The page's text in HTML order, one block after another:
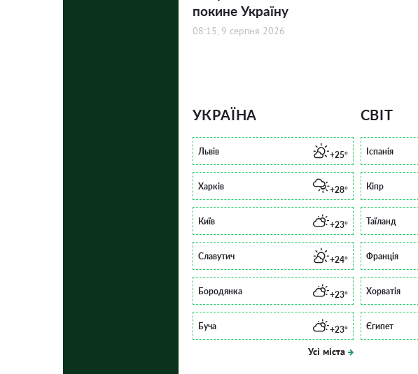
покине Україну
08:15, 9 серпня 2026
УКРАЇНА
Львів +25°
Харків +28°
Київ +23°
Славутич +24°
Бородянка +23°
Буча +23°
Усі міста
СВІТ
Іспанія
Кіпр
Таїланд
Франція
Хорватія
Єгипет